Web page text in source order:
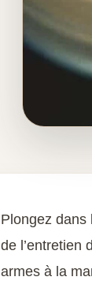
Plongez dans
de l’entretien
armes à la